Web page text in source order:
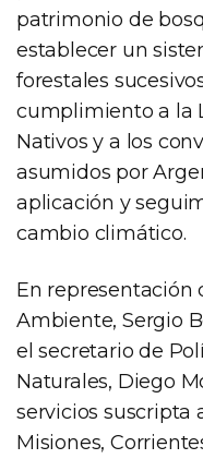
patrimonio de
establecer un
forestales
cumplimiento a la
Nativos y a los
asumidos por
aplicación y
cambio climático.
En
Ambiente, Sergio
el secretario de
Naturales, Diego
servicios suscripta
Misiones,